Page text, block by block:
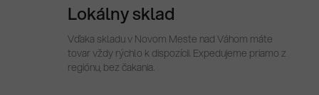
Lokálny sklad
Vďaka skladu v Novom Meste nad Váhom máte
tovar vždy rýchlo k dispozícii. Expedujeme priamo z
regiónu, bez čakania.